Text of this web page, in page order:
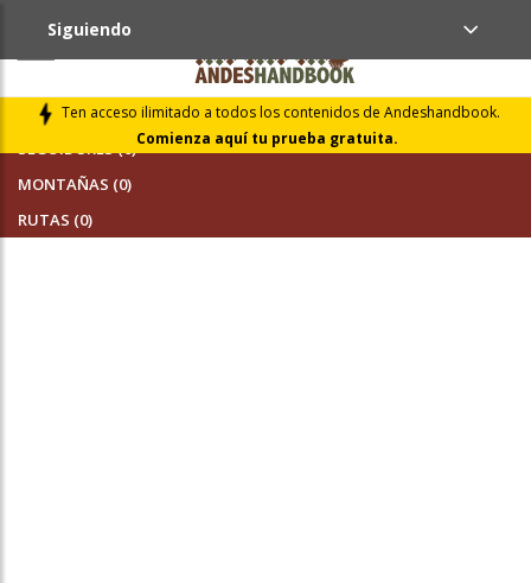
Ten acceso ilimitado a todos los contenidos de Andeshandbook.
Comienza aquí tu prueba gratuita.
Siguiendo
SEGUIDORES (0)
MONTAÑAS (0)
RUTAS (0)